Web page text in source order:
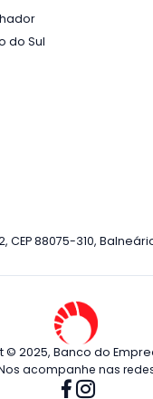
do Sul
CEP 88075-310,
© 2025, Banco do
acompanhe nas